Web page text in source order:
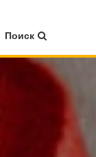
Поиск